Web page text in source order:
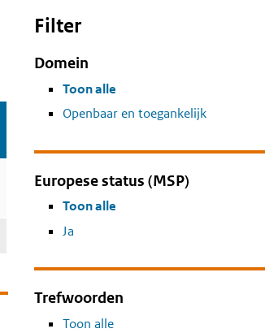
Filter
Domein
Toon alle
Openbaar en toegankelijk
Europese status (MSP)
Toon alle
Ja
Trefwoorden
Toon alle